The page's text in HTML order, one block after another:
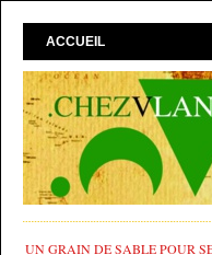
ACCUEIL
UN GRAIN DE SABLE POUR